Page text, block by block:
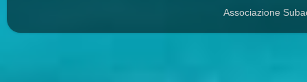
Associazione